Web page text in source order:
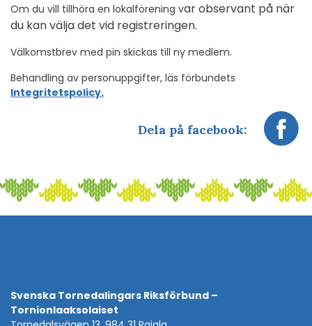
Om du vill tillhöra en lokalförening var observant på när
du kan välja det vid registreringen.
Välkomstbrev med pin skickas till ny medlem.
Behandling av personuppgifter, läs förbundets
Integritetspolicy.
Dela på facebook:
Svenska Tornedalingars Riksförbund –
Tornionlaaksolaiset